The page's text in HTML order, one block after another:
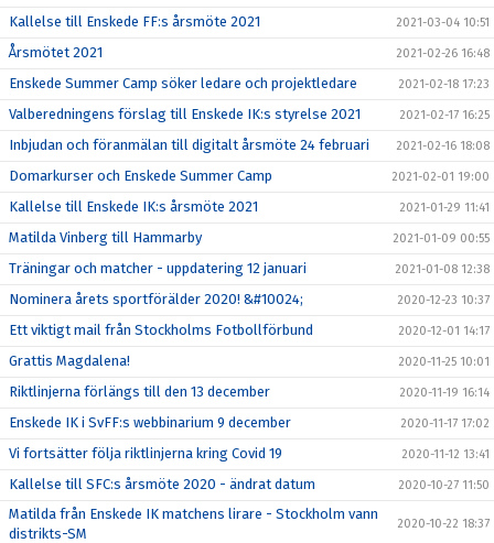
Kallelse till Enskede FF:s årsmöte 2021 2021-03-04 10:51
Årsmötet 2021 2021-02-26 16:48
Enskede Summer Camp söker ledare och projektledare 2021-02-18 17:23
Valberedningens förslag till Enskede IK:s styrelse 2021 2021-02-17 16:25
Inbjudan och föranmälan till digitalt årsmöte 24 februari 2021-02-16 18:08
Domarkurser och Enskede Summer Camp 2021-02-01 19:00
Kallelse till Enskede IK:s årsmöte 2021 2021-01-29 11:41
Matilda Vinberg till Hammarby 2021-01-09 00:55
Träningar och matcher - uppdatering 12 januari 2021-01-08 12:38
Nominera årets sportförälder 2020! &#10024; 2020-12-23 10:37
Ett viktigt mail från Stockholms Fotbollförbund 2020-12-01 14:17
Grattis Magdalena! 2020-11-25 10:01
Riktlinjerna förlängs till den 13 december 2020-11-19 16:14
Enskede IK i SvFF:s webbinarium 9 december 2020-11-17 17:02
Vi fortsätter följa riktlinjerna kring Covid 19 2020-11-12 13:41
Kallelse till SFC:s årsmöte 2020 - ändrat datum 2020-10-27 11:50
Matilda från Enskede IK matchens lirare - Stockholm vann
distrikts-SM
2020-10-22 18:37